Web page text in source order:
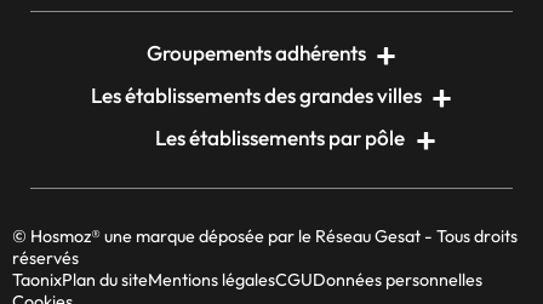
Groupements adhérents
Les établissements des grandes villes
Les établissements par pôle
© Hosmoz® une marque déposée par le Réseau Gesat - Tous droits
réservés
TaonixPlan du siteMentions légalesCGUDonnées personnelles